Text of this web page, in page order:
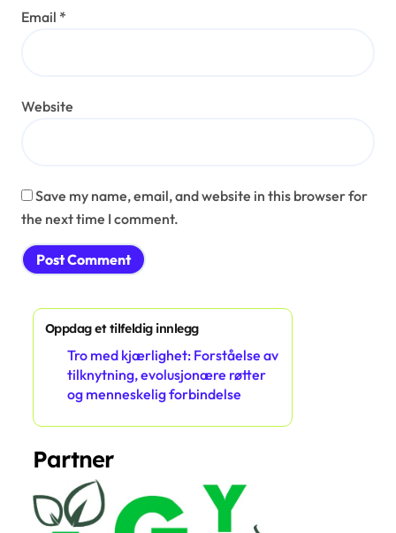
Email *
Website
Save my name, email, and website in this browser for
the next time I comment.
Oppdag et tilfeldig innlegg
Tro med kjærlighet: Forståelse av
tilknytning, evolusjonære røtter
og menneskelig forbindelse
Partner